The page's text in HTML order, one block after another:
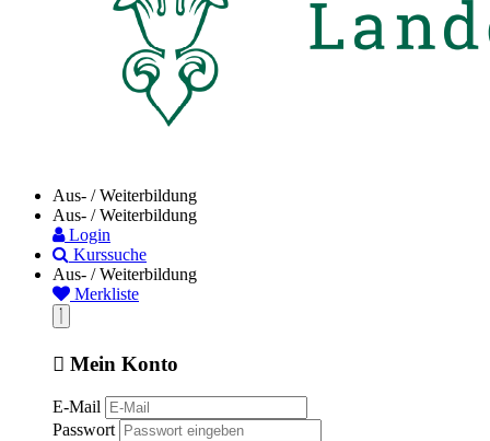
Aus- / Weiterbildung
Aus- / Weiterbildung
Login
Kurssuche
Aus- / Weiterbildung
Merkliste
Mein Konto
E-Mail
Passwort